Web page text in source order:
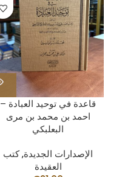
قاعدة في توحيد العبادة –
احمد بن محمد بن مرى
البعلبكي
الإصدارات الجديدة,كتب
العقيدة